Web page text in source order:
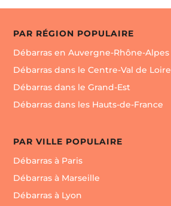
PAR RÉGION POPULAIRE
Débarras en Auvergne-Rhône-Alpes
Débarras dans le Centre-Val de Loire
Débarras dans le Grand-Est
Débarras dans les Hauts-de-France
PAR VILLE POPULAIRE
Débarras à Paris
Débarras à Marseille
Débarras à Lyon